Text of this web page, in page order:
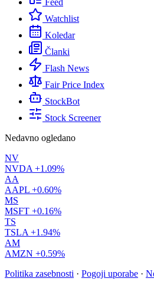
Feed
Watchlist
Koledar
Članki
Flash News
Fair Price Index
StockBot
Stock Screener
Nedavno ogledano
NV
NVDA +1.09%
AA
AAPL +0.60%
MS
MSFT +0.16%
TS
TSLA +1.94%
AM
AMZN +0.59%
Politika zasebnosti · Pogoji uporabe ·